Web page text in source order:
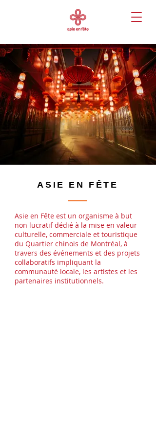
ASIE EN FÊTE
Asie en Fête est un organisme à but
non lucratif dédié à la mise en valeur
culturelle, commerciale et touristique
du Quartier chinois de Montréal, à
travers des événements et des projets
collaboratifs impliquant la
communauté locale, les artistes et les
partenaires institutionnels.